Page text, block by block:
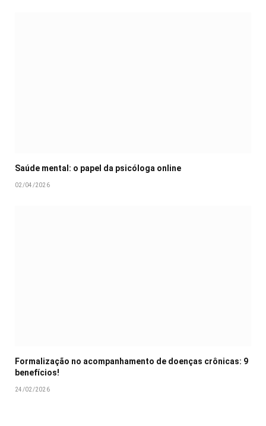
Saúde mental: o papel da psicóloga online
02/04/2026
Formalização no acompanhamento de doenças crônicas: 9
benefícios!
24/02/2026